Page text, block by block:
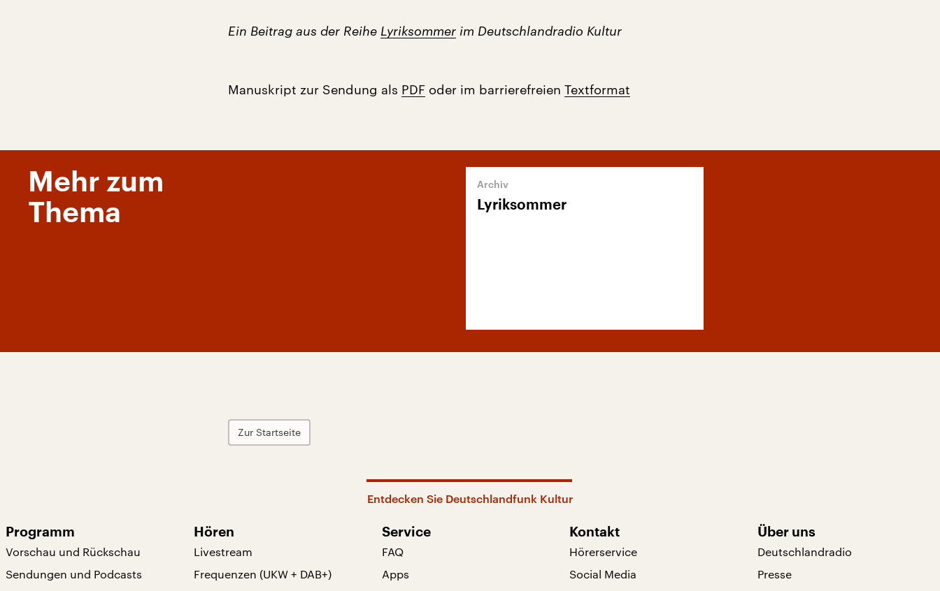
Ein Beitrag aus der Reihe Lyriksommer im Deutschlandradio Kultur
Manuskript zur Sendung als PDF oder im barrierefreien Textformat
Mehr zum
Thema
Lyriksommer
Zur Startseite
Entdecken Sie Deutschlandfunk Kultur
Programm
Vorschau und Rückschau
Sendungen und Podcasts
Hören
Livestream
Frequenzen (UKW + DAB+)
Service
FAQ
Apps
Kontakt
Hörerservice
Social Media
Über uns
Deutschlandradio
Presse